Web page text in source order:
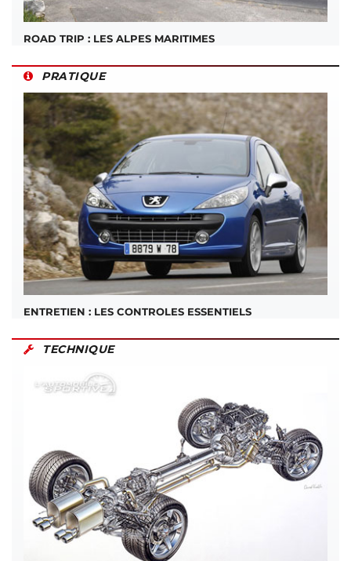
ROAD TRIP : LES ALPES MARITIMES
PRATIQUE
ENTRETIEN : LES CONTROLES ESSENTIELS
TECHNIQUE